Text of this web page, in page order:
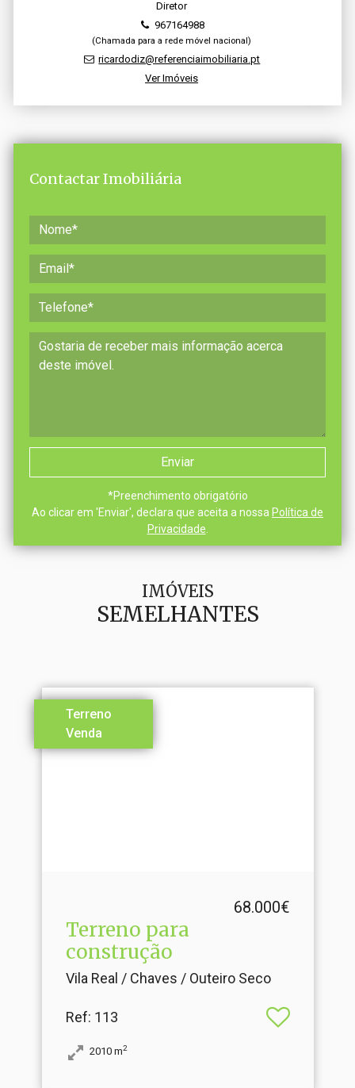
Diretor
967164988
(Chamada para a rede móvel nacional)
ricardodiz@referenciaimobiliaria.pt
Ver Imóveis
Contactar Imobiliária
*Preenchimento obrigatório
Ao clicar em 'Enviar', declara que aceita a nossa Política de
Privacidade
IMÓVEIS
SEMELHANTES
Terreno
Venda
68.000€
Terreno para
construção
Vila Real / Chaves / Outeiro Seco
Ref: 113
2010 m2